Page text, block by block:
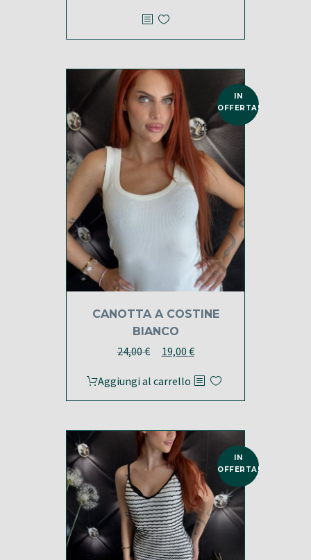
originale
era:
è:
IN
OFFERTA!
CANOTTA A COSTINE
BIANCO
24,00€
Il
originale
era:
19,00 €
attuale
è:
Aggiungi al carrello
IN
OFFERTA!